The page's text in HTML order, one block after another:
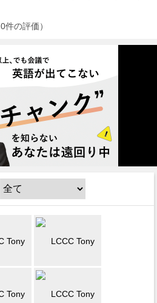
0件の評価